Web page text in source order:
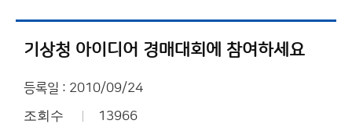
기상청 아이디어 경매대회에 참여하세요
등록일 : 2010/09/24
조회수 13966